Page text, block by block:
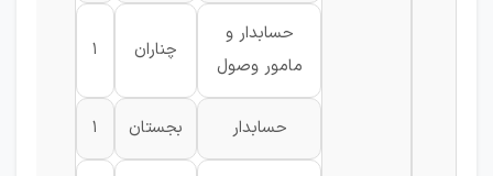
حسابدار و
مامور وصول
چناران 1
حسابدار بجستان 1